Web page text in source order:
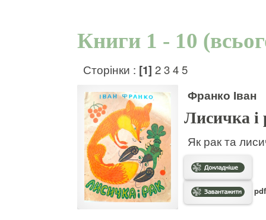
Книги 1 - 10
Сторінки : [1] 2345
Франко Іван
Лисичка і
Як рак та